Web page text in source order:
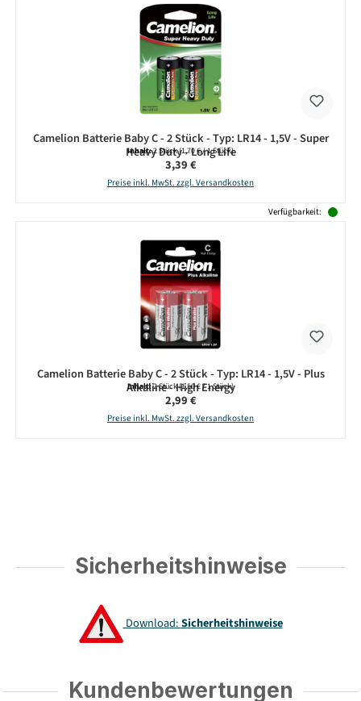
Camelion Batterie Baby C - 2 Stück - Typ: LR14 - 1,5V - Super
Heavy Duty - Long Life
Inhalt:2 Stück(1,70 € / 1 Stück)
Regulärer Preis:
3,39 €
Preise inkl. MwSt. zzgl. Versandkosten
Verfügbarkeit:
Camelion Batterie Baby C - 2 Stück - Typ: LR14 - 1,5V - Plus
Alkaline - High Energy
Inhalt:2 Stück(1,50 € / 1 Stück)
Regulärer Preis:
2,99 €
Preise inkl. MwSt. zzgl. Versandkosten
Sicherheitshinweise
Download:Sicherheitshinweise
Kundenbewertungen